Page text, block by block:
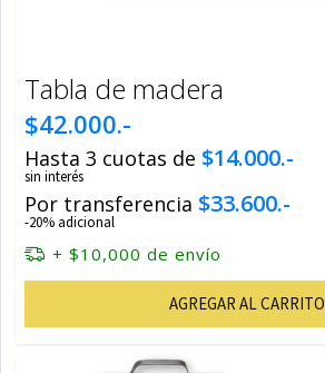
Tabla de madera
$42.000.-
Hasta 3 cuotas de $14.000.-
sin interés
Por transferencia $33.600.-
-20% adicional
+ $10,000 de envío
AGREGAR AL CARRITO